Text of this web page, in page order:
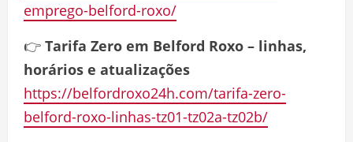
emprego-belford-roxo/
👉 Tarifa Zero em Belford Roxo – linhas,
horários e atualizações
https://belfordroxo24h.com/tarifa-zero-
belford-roxo-linhas-tz01-tz02a-tz02b/